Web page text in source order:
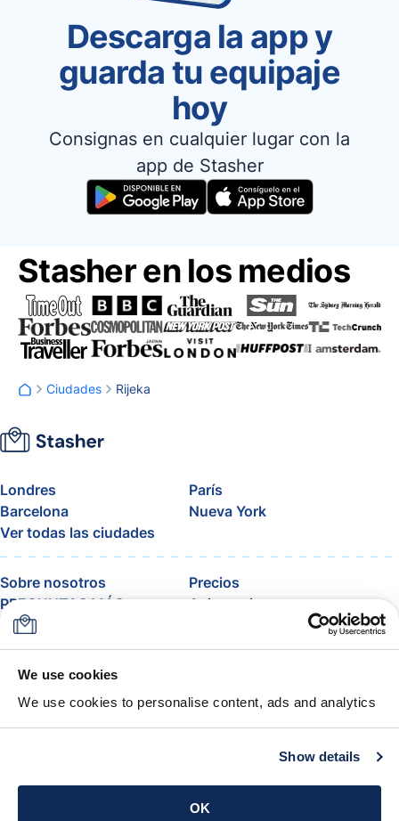
We use cookies
We use cookies to personalise content, ads and analytics
Show details
OK
Descarga la app y
guarda tu equipaje
hoy
Consignas en cualquier lugar con la
app de Stasher
Stasher en los medios
Ciudades Rijeka
Londres
París
Barcelona
Nueva York
Ver todas las ciudades
Sobre nosotros
Precios
PREGUNTAS MÁS
FRECUENTES
Asistencia
Blog
Únete al programa de
aerolíneas
La garantía Stasher
Términos y condiciones
Descarga la app